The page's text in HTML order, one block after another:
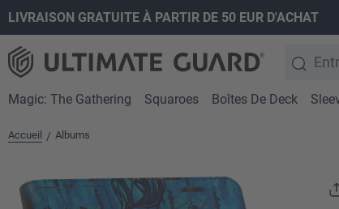
Passer à la navigation principale
LIVRAISON GRATUITE À PARTIR DE 50 EUR D'ACHAT
Magic: The Gathering Squaroes Boîtes De Deck
Accueil / Albums